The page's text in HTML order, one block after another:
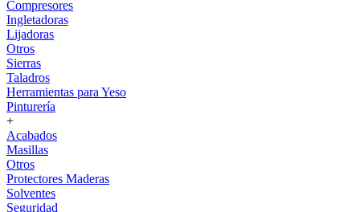
Compresores
Ingletadoras
Lijadoras
Otros
Sierras
Taladros
Herramientas para Yeso
Pinturería
+
Acabados
Masillas
Otros
Protectores Maderas
Solventes
Seguridad